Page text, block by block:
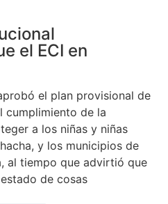
el ECI en
el plan provisional de
cumplimiento de la
a los niñas y niñas
y los municipios de
al tiempo que advirtió que
de cosas